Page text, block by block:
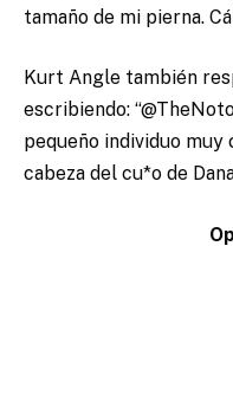
tamaño de mi pierna.
Kurt Angle también
escribiendo:
pequeño individuo muy
cabeza del cu*o de